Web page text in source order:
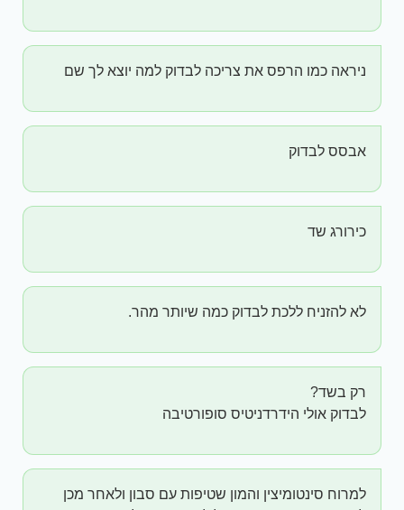
ניראה כמו הרפס את צריכה לבדוק למה יוצא לך שם
אבסס לבדוק
כירורג שד
לא להזניח ללכת לבדוק כמה שיותר מהר.
רק בשד?
לבדוק אולי הידרדניטיס סופורטיבה
למרוח סינטומיצין והמון שטיפות עם סבון ולאחר מכן